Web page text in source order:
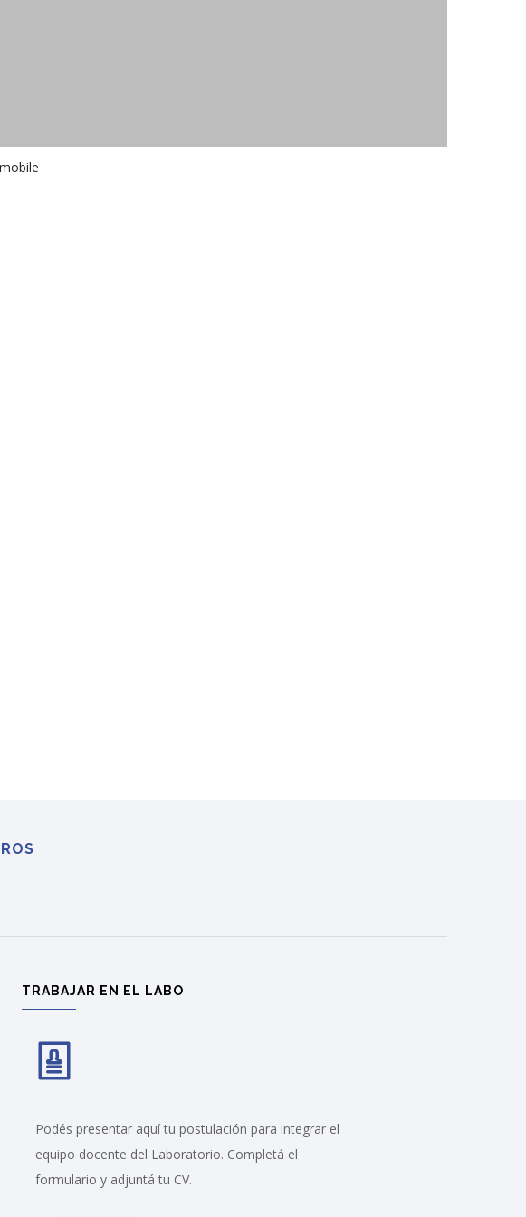
TRABAJAR EN EL LABO
Podés presentar aquí tu postulación para integrar el
equipo docente del Laboratorio. Completá el
formulario y adjuntá tu CV.